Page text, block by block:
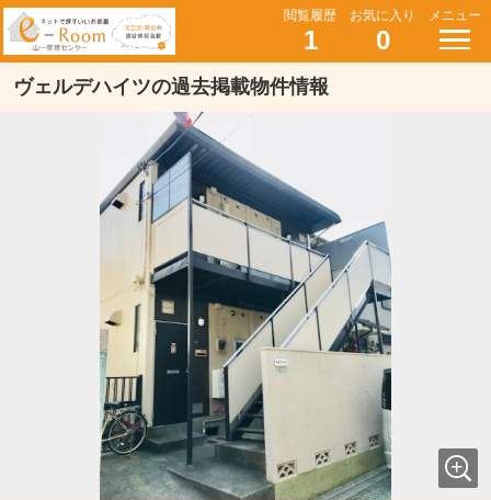
閲覧履歴
1
お気に入り
0
メニュー
ヴェルデハイツの過去掲載物件情報